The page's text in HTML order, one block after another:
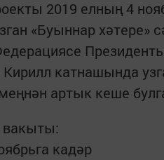
2019 елның 4
«Буыннар хәтере»
катнашында
артык кеше
вакыты:
кадәр